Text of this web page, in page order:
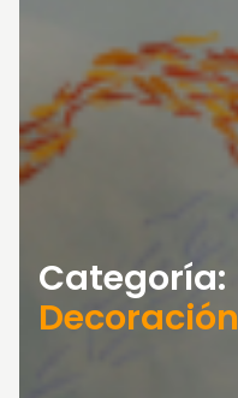
Categoría:
Decoración